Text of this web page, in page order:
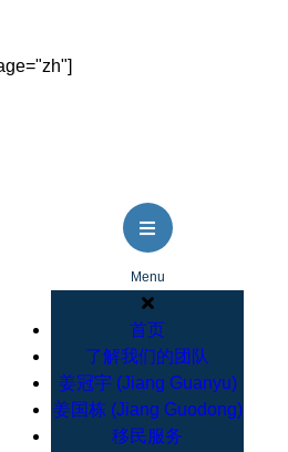
Menu
首页
了解我们的团队
姜冠宇 (Jiang Guanyu)
姜国栋 (Jiang Guodong)
移民服务